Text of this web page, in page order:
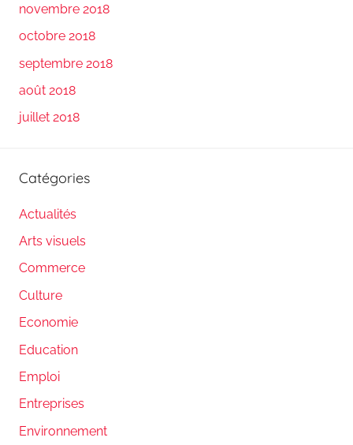
novembre 2018
octobre 2018
septembre 2018
août 2018
juillet 2018
Catégories
Actualités
Arts visuels
Commerce
Culture
Economie
Education
Emploi
Entreprises
Environnement